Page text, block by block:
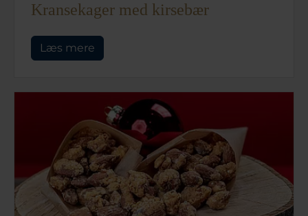
Kransekager med kirsebær
Læs mere